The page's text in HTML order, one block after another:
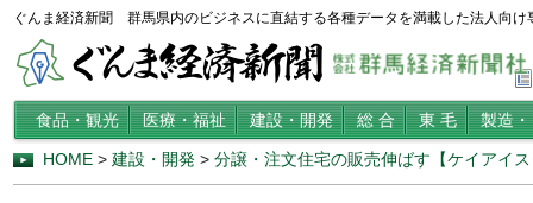
ぐんま経済新聞 群馬県内のビジネスに直結する各種データを満載した法人向け
食品・観光 医療・福祉 建設・開発 総 合 東 毛 製造
HOME > 建設・開発 > 分譲・注文住宅の販売伸ばす【ケイアイ